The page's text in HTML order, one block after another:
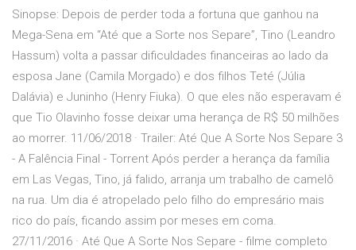
Sinopse: Depois de perder toda a fortuna que ganhou na
Mega-Sena em “Até que a Sorte nos Separe”, Tino (Leandro
Hassum) volta a passar dificuldades financeiras ao lado da
esposa Jane (Camila Morgado) e dos filhos Teté (Júlia
Dalávia) e Juninho (Henry Fiuka). O que eles não esperavam é
que Tio Olavinho fosse deixar uma herança de R$ 50 milhões
ao morrer. 11/06/2018 · Trailer: Até Que A Sorte Nos Separe 3
- A Falência Final - Torrent Após perder a herança da família
em Las Vegas, Tino, já falido, arranja um trabalho de camelô
na rua. Um dia é atropelado pelo filho do empresário mais
rico do país, ficando assim por meses em coma.
27/11/2016 · Até Que A Sorte Nos Separe - filme completo